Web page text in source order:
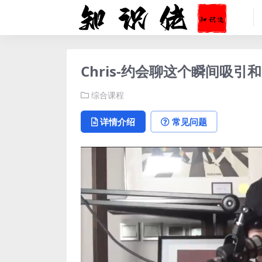
Chris-约会聊这个瞬间吸引
综合课程
详情介绍 常见问题